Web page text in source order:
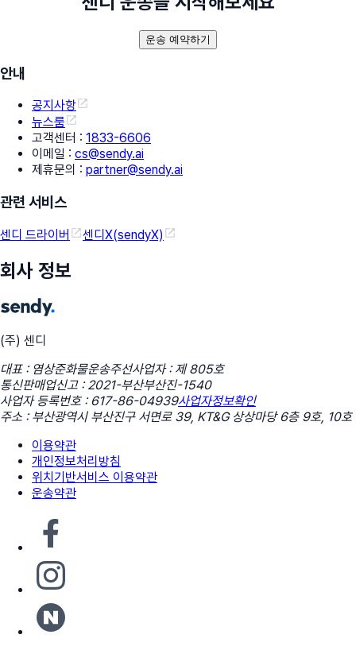
운송 예약하기
안내
공지사항
뉴스룸
고객센터 : 1833-6606
이메일 : cs@sendy.ai
제휴문의 : partner@sendy.ai
관련 서비스
센디 드라이버 센디X(sendyX)
회사 정보
(주) 센디
대표 : 염상준화물운송주선사업자 : 제 805호
통신판매업신고 : 2021-부산부산진-1540
사업자 등록번호 : 617-86-04939사업자정보확인
주소 : 부산광역시 부산진구 서면로 39, KT&G 상상마당 6층 9호, 10호
이용약관
개인정보처리방침
위치기반서비스 이용약관
운송약관